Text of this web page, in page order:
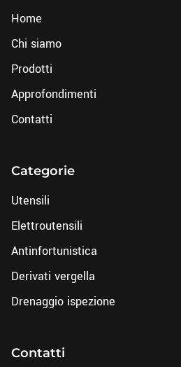
Home
Chi siamo
Prodotti
Approfondimenti
Contatti
Categorie
Utensili
Elettroutensili
Antinfortunistica
Derivati vergella
Drenaggio ispezione
Contatti